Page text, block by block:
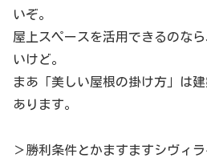
いぞ。
屋上スペースを活用できるのな
いけど。
まあ「美しい屋根の掛け方」は
あります。
＞勝利条件とかますますシヴィ